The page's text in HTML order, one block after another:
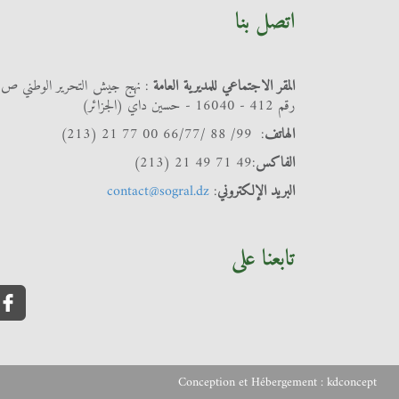
اتصل بنا
المقر الاجتماعي للمديرية العامة : نهج جيش التحرير
رقم 412 - 16040 - حسين داي (الجزائر)
الهاتف: 99/ 88 /66/77 00 77 21 (213)
الفاكس:49 71 49 21 (213)
البريد الإلكتروني:
contact@sogral.dz
تابعنا على
Conception et Hébergement : kdconcept